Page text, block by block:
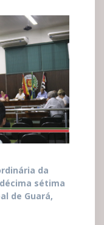
da
sétima
de Guará,